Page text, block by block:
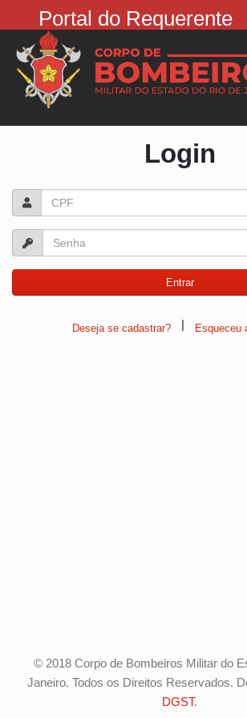
Portal do Requerente
Login
Deseja se cadastrar? | Esqueceu
© 2018 Corpo de Bombeiros Militar do
Janeiro. Todos os Direitos Reservados.
DGST.